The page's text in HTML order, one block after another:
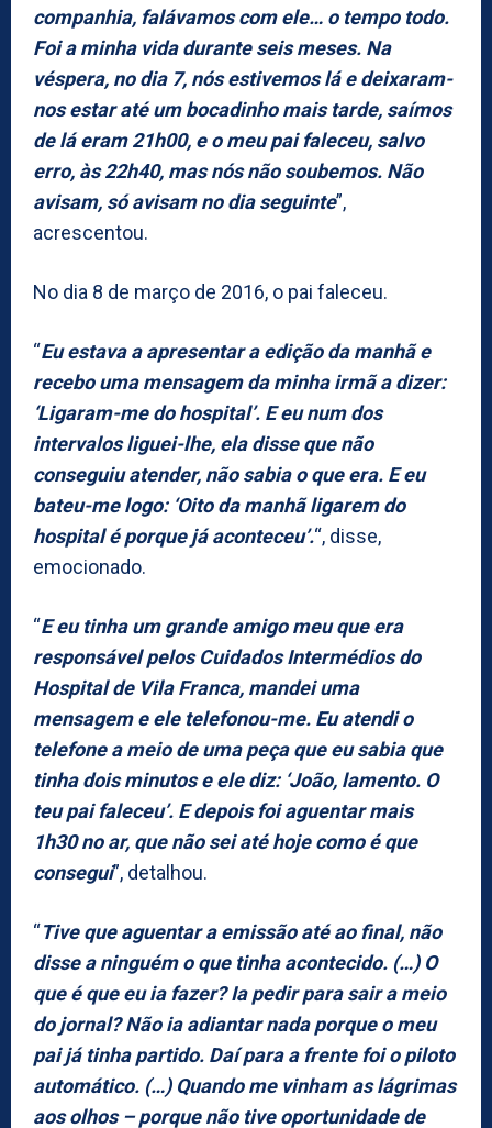
companhia, falávamos com ele… o tempo todo.
Foi a minha vida durante seis meses. Na
véspera, no dia 7, nós estivemos lá e deixaram-
nos estar até um bocadinho mais tarde, saímos
de lá eram 21h00, e o meu pai faleceu, salvo
erro, às 22h40, mas nós não soubemos. Não
avisam, só avisam no dia seguinte”,
acrescentou.
No dia 8 de março de 2016, o pai faleceu.
“Eu estava a apresentar a edição da manhã e
recebo uma mensagem da minha irmã a dizer:
‘Ligaram-me do hospital’. E eu num dos
intervalos liguei-lhe, ela disse que não
conseguiu atender, não sabia o que era. E eu
bateu-me logo: ‘Oito da manhã ligarem do
hospital é porque já aconteceu’.“, disse,
emocionado.
“E eu tinha um grande amigo meu que era
responsável pelos Cuidados Intermédios do
Hospital de Vila Franca, mandei uma
mensagem e ele telefonou-me. Eu atendi o
telefone a meio de uma peça que eu sabia que
tinha dois minutos e ele diz: ‘João, lamento. O
teu pai faleceu’. E depois foi aguentar mais
1h30 no ar, que não sei até hoje como é que
consegui”, detalhou.
“Tive que aguentar a emissão até ao final, não
disse a ninguém o que tinha acontecido. (…) O
que é que eu ia fazer? Ia pedir para sair a meio
do jornal? Não ia adiantar nada porque o meu
pai já tinha partido. Daí para a frente foi o piloto
automático. (…) Quando me vinham as lágrimas
aos olhos – porque não tive oportunidade de